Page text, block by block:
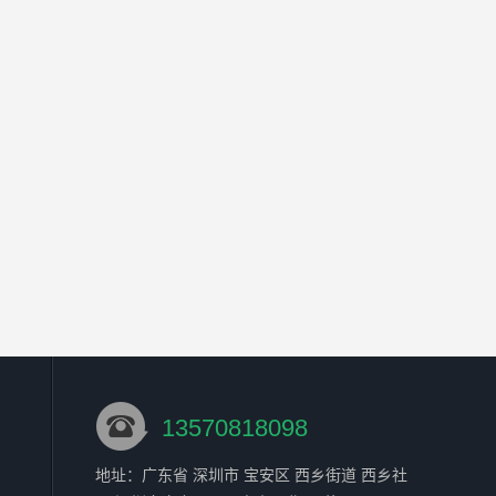
13570818098
地址：广东省 深圳市 宝安区 西乡街道 西乡社